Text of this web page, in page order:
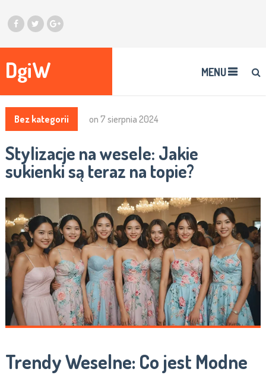
DgiW MENU
Bez kategorii on 7 sierpnia 2024
Stylizacje na wesele: Jakie
sukienki są teraz na topie?
Trendy Weselne: Co jest Modne